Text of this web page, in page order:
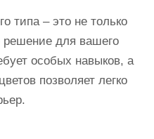
типа – это не только
решение для вашего
особых навыков, а
позволяет легко